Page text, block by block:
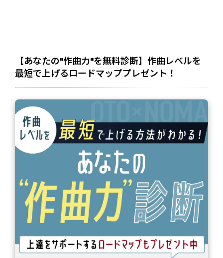
【あなたの"作曲力"を無料診断】作曲レベルを
最短で上げるロードマッププレゼント！